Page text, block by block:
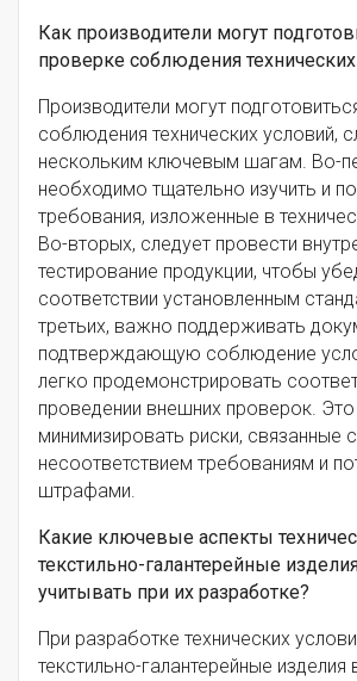
Как производители могут
проверке соблюдения
Производители могут
соблюдения технических условий,
нескольким ключевым шагам. Во-
необходимо тщательно изучить и
требования, изложенные в
Во-вторых, следует провести
тестирование продукции, чтобы
соответствии установленным
третьих, важно поддерживать
подтверждающую соблюдение
легко продемонстрировать
проведении внешних проверок.
минимизировать риски, связанные с
несоответствием требованиям и
штрафами.
Какие ключевые аспекты
текстильно-галантерейные
учитывать при их разработке?
При разработке технических
текстильно-галантерейные